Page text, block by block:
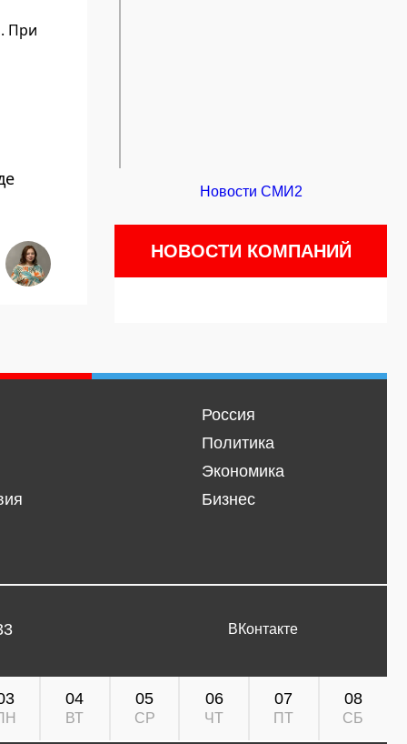
При
Новости СМИ2
НОВОСТИ КОМПАНИЙ
Россия
Политика
Экономика
Бизнес
ВКонтакте
04
ВТ
05
СР
06
ЧТ
07
ПТ
08
СБ